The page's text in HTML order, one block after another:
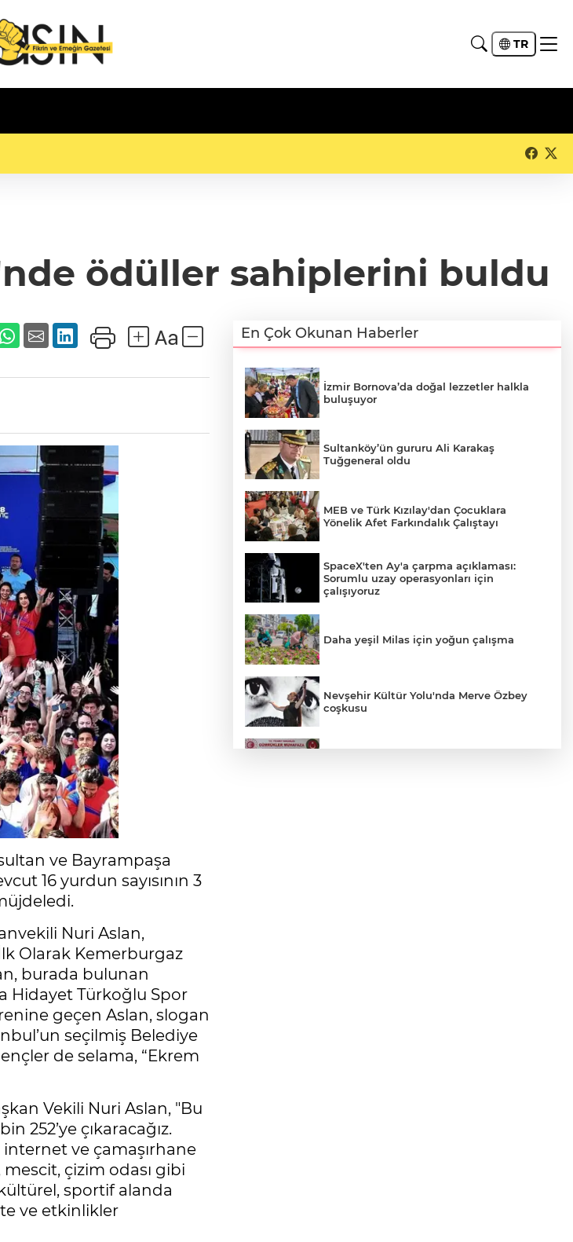
TR
ödüller sahiplerini buldu
ve Bayrampaşa
16 yurdun sayısının 3
Nuri Aslan,
Olarak Kemerburgaz
burada bulunan
Hidayet Türkoğlu Spor
geçen Aslan, slogan
seçilmiş Belediye
de selama, “Ekrem
Vekili Nuri Aslan, "Bu
252’ye çıkaracağız.
ve çamaşırhane
mescit, çizim odası gibi
sportif alanda
ve etkinlikler
En Çok Okunan Haberler
İzmir Bornova’da doğal lezzetler halkla
buluşuyor
Sultanköy’ün gururu Ali Karakaş
Tuğgeneral oldu
MEB ve Türk Kızılay'dan Çocuklara
Yönelik Afet Farkındalık Çalıştayı
SpaceX'ten Ay'a çarpma açıklaması:
Sorumlu uzay operasyonları için
çalışıyoruz
Daha yeşil Milas için yoğun çalışma
Nevşehir Kültür Yolu'nda Merve Özbey
coşkusu